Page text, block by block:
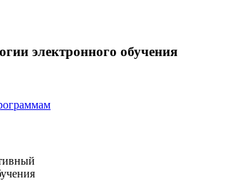
электронного обучения